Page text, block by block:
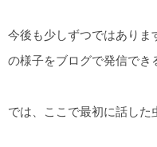
今後も少しずつではありま
では、ここで最初に話した